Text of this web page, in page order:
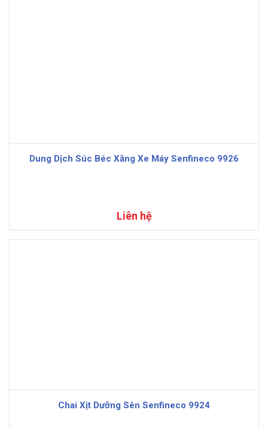
Dung Dịch Súc Béc Xăng Xe Máy Senfineco 9926
Liên hệ
Chai Xịt Dưỡng Sên Senfineco 9924